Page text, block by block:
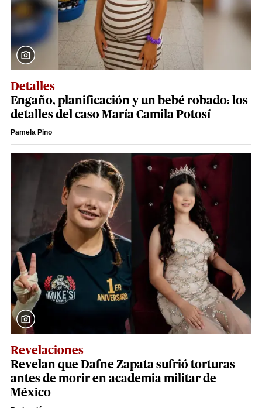
Detalles
Engaño, planificación y un bebé robado: los
detalles del caso María Camila Potosí
Pamela Pino
Revelaciones
Revelan que Dafne Zapata sufrió torturas
antes de morir en academia militar de
México